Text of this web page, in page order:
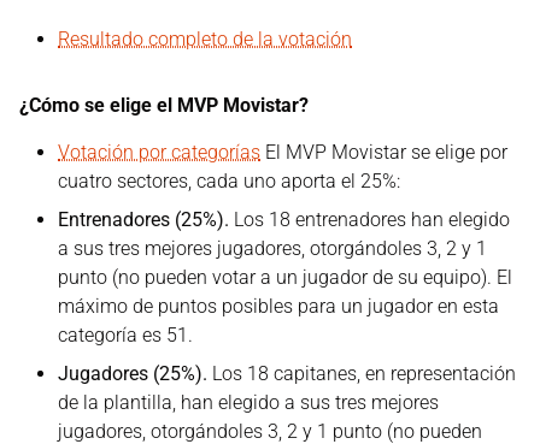
Resultado completo de la votación
¿Cómo se elige el MVP Movistar?
Votación por categorías El MVP Movistar se elige por
cuatro sectores, cada uno aporta el 25%:
Entrenadores (25%). Los 18 entrenadores han elegido
a sus tres mejores jugadores, otorgándoles 3, 2 y 1
punto (no pueden votar a un jugador de su equipo). El
máximo de puntos posibles para un jugador en esta
categoría es 51.
Jugadores (25%). Los 18 capitanes, en representación
de la plantilla, han elegido a sus tres mejores
jugadores, otorgándoles 3, 2 y 1 punto (no pueden